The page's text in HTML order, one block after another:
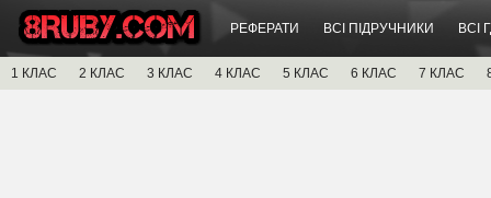
РЕФЕРАТИ ВСІ ПІДРУЧНИКИ ВСІ
1 КЛАС 2 КЛАС 3 КЛАС 4 КЛАС 5 КЛАС 6 КЛАС 7 КЛАС